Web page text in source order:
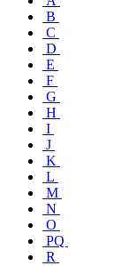
B
C
D
E
F
G
H
I
J
K
L
M
N
O
PQ
R